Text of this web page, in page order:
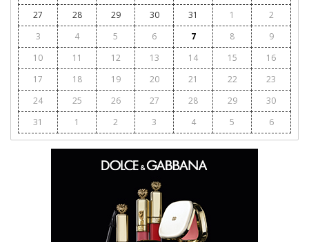
27
28 29 30 31 1
2
3
4 5 6 7 8
9
10
11 12 13 14 15
16
17
18 19 20 21 22
23
24
25 26 27 28 29
30
31
1 2 3 4 5 6